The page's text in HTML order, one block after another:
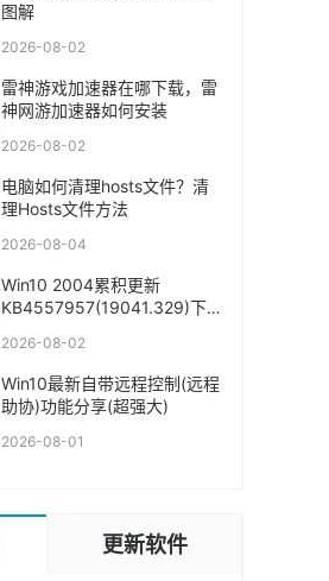
图解
2026-08-02
雷神游戏加速器在哪下载，雷
神网游加速器如何安装
2026-08-02
电脑如何清理hosts文件？清
理Hosts文件方法
2026-08-04
Win10 2004累积更新
KB4557957(19041.329)下载
2026-08-02
Win10最新自带远程控制(远程
助协)功能分享(超强大)
2026-08-01
更新软件